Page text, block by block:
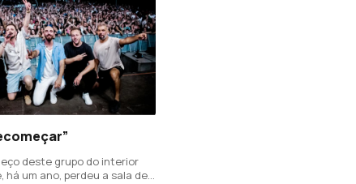
deste grupo do interior
há um ano, perdeu a sala de